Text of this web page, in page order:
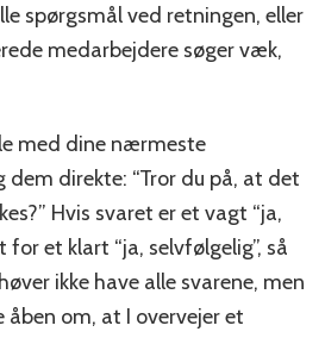
spørgsmål ved retningen, eller
medarbejdere søger væk,
med dine nærmeste
dem direkte: “Tror du på, at det
Hvis svaret er et vagt “ja,
et klart “ja, selvfølgelig”, så
ikke have alle svarene, men
om, at I overvejer et